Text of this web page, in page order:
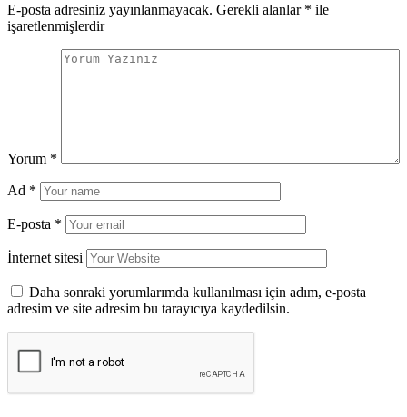
E-posta adresiniz yayınlanmayacak. Gerekli alanlar * ile
işaretlenmişlerdir
Yorum *
Ad *
E-posta *
İnternet sitesi
Daha sonraki yorumlarımda kullanılması için adım, e-posta
adresim ve site adresim bu tarayıcıya kaydedilsin.